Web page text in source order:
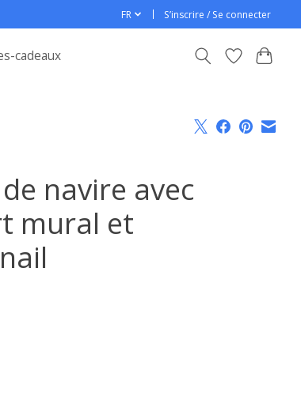
FR S’inscrire / Se connecter
cadeaux
navire avec
mural et